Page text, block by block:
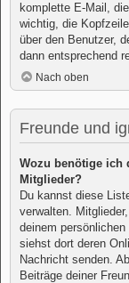
komplette E-Mail,
wichtig, die
über den Benutzer,
dann entsprechend
Nach oben
Freunde und
Wozu benötige ich
Mitglieder?
Du kannst diese
verwalten.
deinem
siehst dort deren
Nachricht senden.
Beiträge deiner